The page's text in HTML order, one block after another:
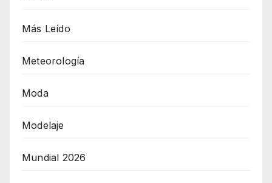
Más Leído
Meteorología
Moda
Modelaje
Mundial 2026